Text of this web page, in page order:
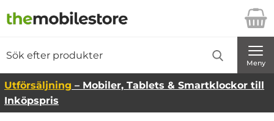
Startsidan för Danira Telecom AB
Meny
Utförsäljning – Mobiler, Tablets & Smartklockor till
Inköpspris